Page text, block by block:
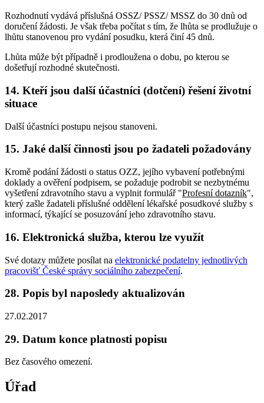
Rozhodnutí vydává příslušná OSSZ/ PSSZ/ MSSZ do 30 dnů od
doručení žádosti. Je však třeba počítat s tím, že lhůta se prodlužuje o
lhůtu stanovenou pro vydání posudku, která činí 45 dnů.
Lhůta může být případně i prodloužena o dobu, po kterou se
došetřují rozhodné skutečnosti.
14. Kteří jsou další účastníci (dotčení) řešení životní
situace
Další účastníci postupu nejsou stanoveni.
15. Jaké další činnosti jsou po žadateli požadovány
Kromě podání žádosti o status OZZ, jejího vybavení potřebnými
doklady a ověření podpisem, se požaduje podrobit se nezbytnému
vyšetření zdravotního stavu a vyplnit formulář "Profesní dotazník",
který zašle žadateli příslušné oddělení lékařské posudkové služby s
informací, týkající se posuzování jeho zdravotního stavu.
16. Elektronická služba, kterou lze využít
Své dotazy můžete posílat na elektronické podatelny jednotlivých
pracovišť České správy sociálního zabezpečení.
28. Popis byl naposledy aktualizován
27.02.2017
29. Datum konce platnosti popisu
Bez časového omezení.
Úřad